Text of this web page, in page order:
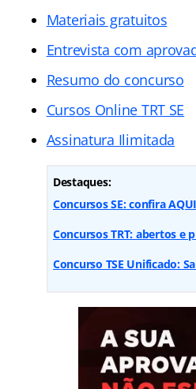
Materiais gratuitos
Entrevista com
Resumo do concurso
Cursos Online TRT SE
Assinatura Ilimitada
Destaques:
Concursos SE: confira
Concursos TRT: abertos e
Concurso TSE Unificado: